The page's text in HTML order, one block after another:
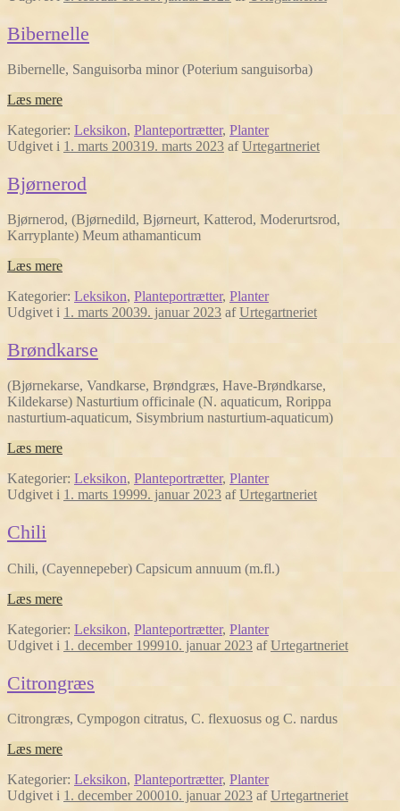
Bibernelle
Bibernelle, Sanguisorba minor (Poterium sanguisorba)
Læs mere
Kategorier: Leksikon, Planteportrætter, Planter
Udgivet i 1. marts 200319. marts 2023 afUrtegartneriet
Bjørnerod
Bjørnerod, (Bjørnedild, Bjørneurt, Katterod, Moderurtsrod,
Karryplante) Meum athamanticum
Læs mere
Kategorier: Leksikon, Planteportrætter, Planter
Udgivet i 1. marts 20039. januar 2023 afUrtegartneriet
Brøndkarse
(Bjørnekarse, Vandkarse, Brøndgræs, Have-Brøndkarse,
Kildekarse) Nasturtium officinale (N. aquaticum, Rorippa
nasturtium-aquaticum, Sisymbrium nasturtium-aquaticum)
Læs mere
Kategorier: Leksikon, Planteportrætter, Planter
Udgivet i 1. marts 19999. januar 2023 afUrtegartneriet
Chili
Chili, (Cayennepeber) Capsicum annuum (m.fl.)
Læs mere
Kategorier: Leksikon, Planteportrætter, Planter
Udgivet i 1. december 199910. januar 2023 afUrtegartneriet
Citrongræs
Citrongræs, Cympogon citratus, C. flexuosus og C. nardus
Læs mere
Kategorier: Leksikon, Planteportrætter, Planter
Udgivet i 1. december 200010. januar 2023 afUrtegartneriet